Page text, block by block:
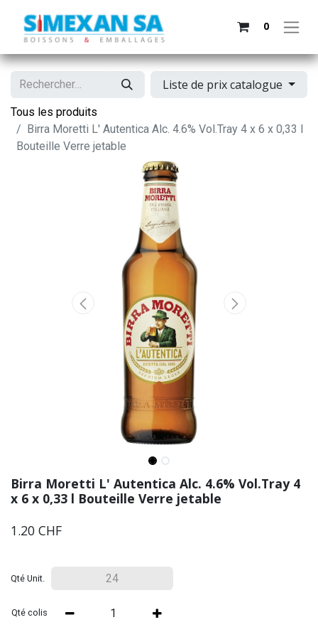
0
Liste de prix catalogue
Tous les produits
Birra Moretti L' Autentica Alc. 4.6% Vol.Tray 4 x 6 x 0,33 l
Bouteille Verre jetable
Birra Moretti L' Autentica Alc. 4.6% Vol.Tray 4
x 6 x 0,33 l Bouteille Verre jetable
1.20 CHF
Qté Unit.
Qté colis